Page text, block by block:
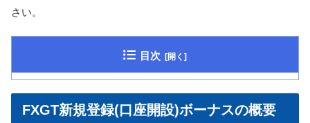
さい。
目次
FXGT新規登録(口座開設)ボーナスの概要